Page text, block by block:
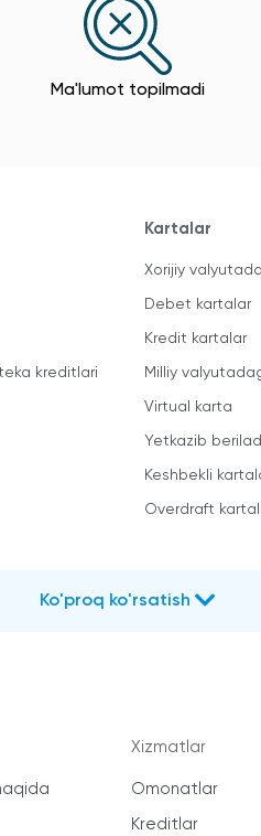
Ma'lumot topilmadi
kreditlari
Kartalar
Xorijiy
Debet kartalar
Kredit kartalar
Milliy
Virtual karta
Yetkazib
Keshbekli
Overdraft
Ko'proq ko'rsatish
Xizmatlar
Omonatlar
Kreditlar